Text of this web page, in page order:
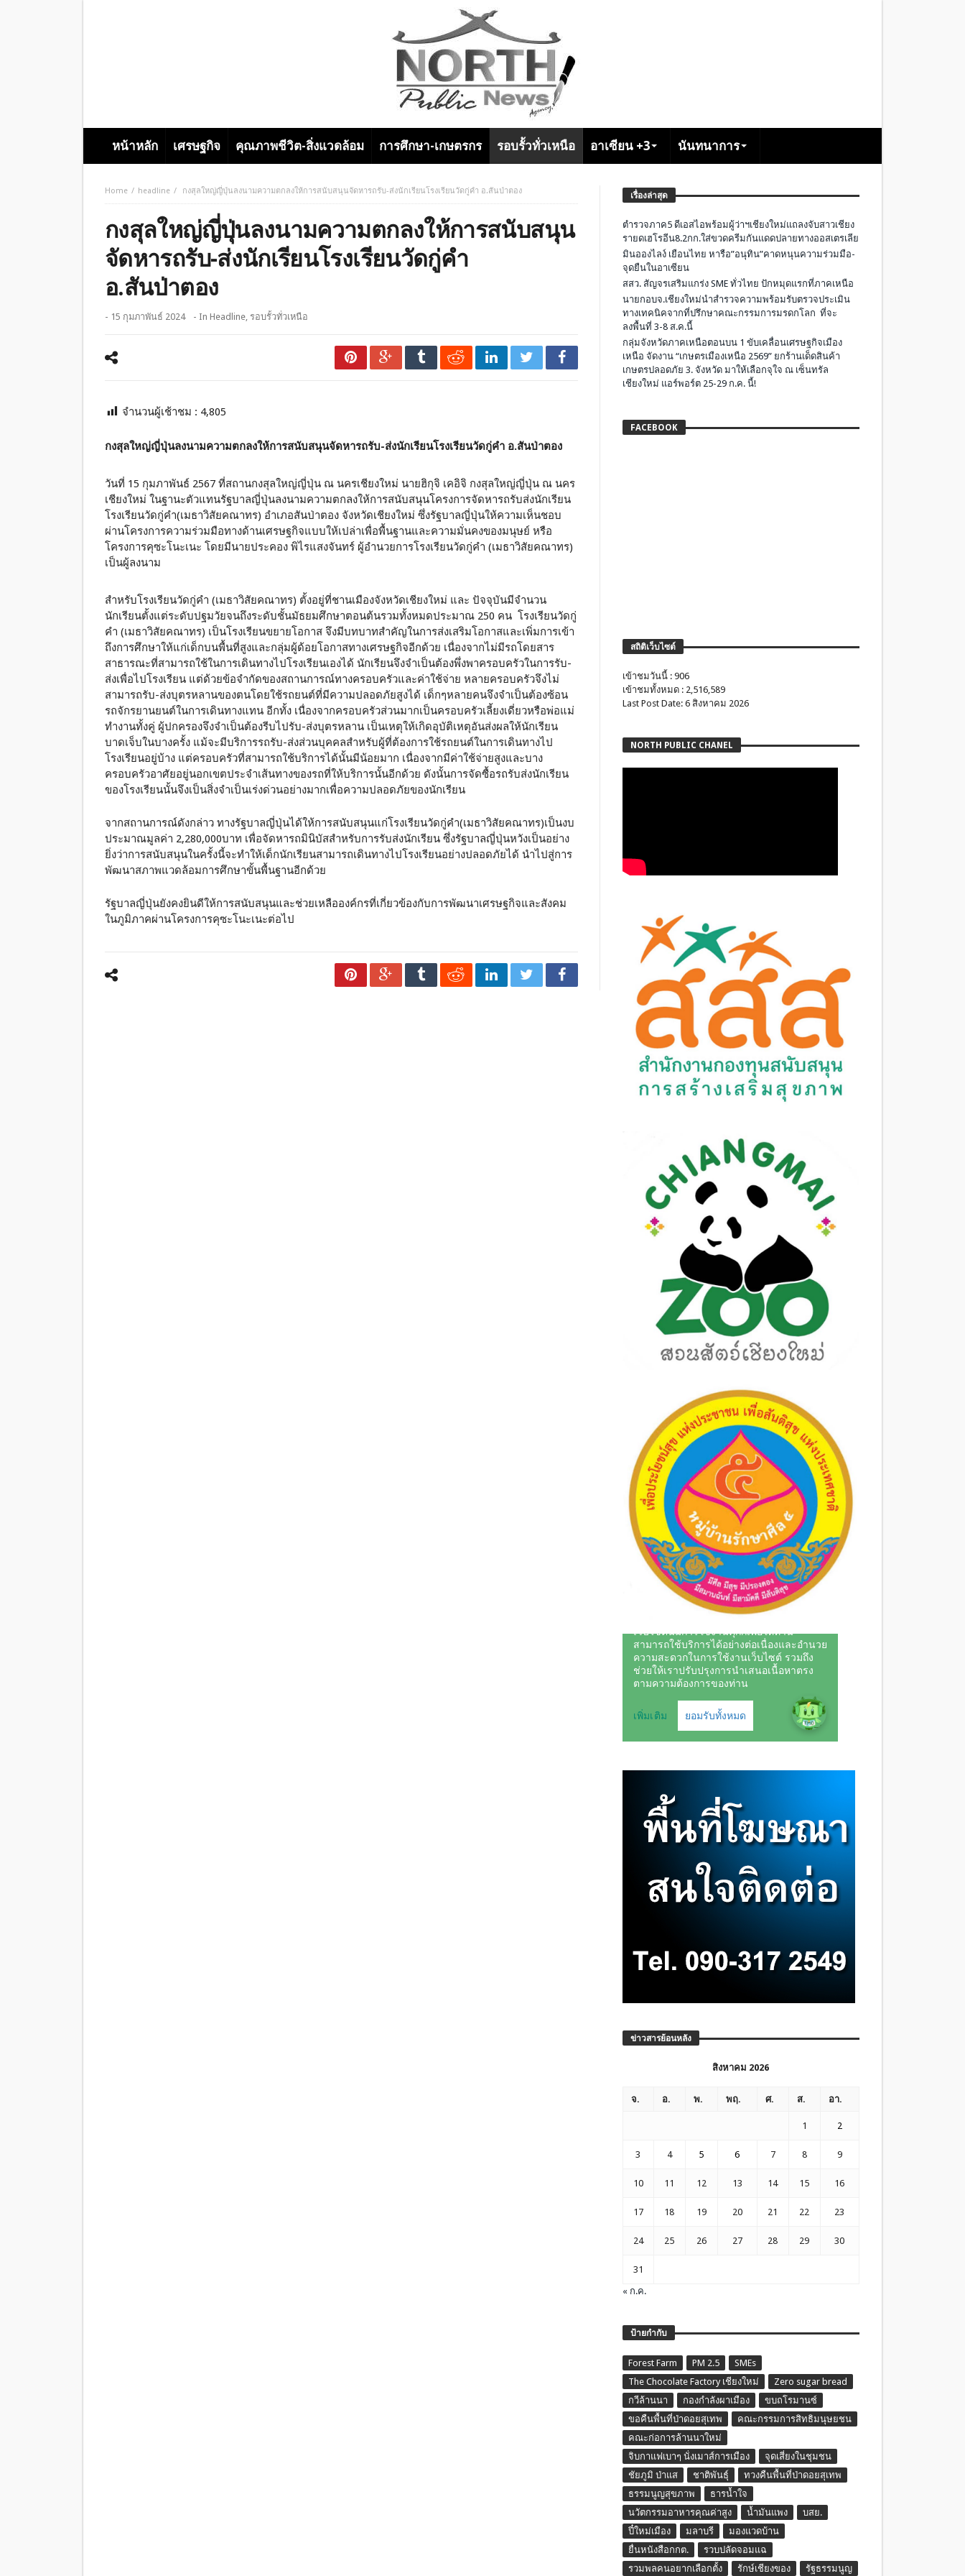
หน้าหลัก เศรษฐกิจ คุณภาพชีวิต-สิ่งแวดล้อม การศึกษา-เกษตรกร รอบรั้วทั่วเหนือ อาเซียน +3 นันทนาการ
Home headline กงสุลใหญ่ญี่ปุ่นลงนามความตกลงให้การสนับสนุนจัดหารถรับ-ส่งนักเรียนโรงเรียนวัดกู่คำ อ.สันป่าตอง
กงสุลใหญ่ญี่ปุ่นลงนามความตกลงให้การสนับสนุน
จัดหารถรับ-ส่งนักเรียนโรงเรียนวัดกู่คำ
อ.สันป่าตอง
- 15 กุมภาพันธ์ 2024 - In Headline, รอบรั้วทั่วเหนือ
จำนวนผู้เช้าชม : 4,805
กงสุลใหญ่ญี่ปุ่นลงนามความตกลงให้การสนับสนุนจัดหารถรับ-ส่งนักเรียนโรงเรียนวัดกู่คำ อ.สันป่าตอง
วันที่ 15 กุมภาพันธ์ 2567 ที่สถานกงสุลใหญ่ญี่ปุ่น ณ นครเชียงใหม่ นายฮิกุจิ เคอิจิ กงสุลใหญ่ญี่ปุ่น ณ นคร
เชียงใหม่ ในฐานะตัวแทนรัฐบาลญี่ปุ่นลงนามความตกลงให้การสนับสนุนโครงการจัดหารถรับส่งนักเรียน
โรงเรียนวัดกู่คำ(เมธาวิสัยคณาทร) อำเภอสันป่าตอง จังหวัดเชียงใหม่ ซึ่งรัฐบาลญี่ปุ่นให้ความเห็นชอบ
ผ่านโครงการความร่วมมือทางด้านเศรษฐกิจแบบให้เปล่าเพื่อพื้นฐานและความมั่นคงของมนุษย์ หรือ
โครงการคุซะโนะเนะ โดยมีนายประคอง พิไรแสงจันทร์ ผู้อำนวยการโรงเรียนวัดกู่คำ (เมธาวิสัยคณาทร)
เป็นผู้ลงนาม
สำหรับโรงเรียนวัดกู่คำ (เมธาวิสัยคณาทร) ตั้งอยู่ที่ชานเมืองจังหวัดเชียงใหม่ และ ปัจจุบันมีจำนวน
นักเรียนตั้งแต่ระดับปฐมวัยจนถึงระดับชั้นมัธยมศึกษาตอนต้นรวมทั้งหมดประมาณ 250 คน โรงเรียนวัดกู่
คำ (เมธาวิสัยคณาทร) เป็นโรงเรียนขยายโอกาส จึงมีบทบาทสำคัญในการส่งเสริมโอกาสและเพิ่มการเข้า
ถึงการศึกษาให้แก่เด็กบนพื้นที่สูงและกลุ่มผู้ด้อยโอกาสทางเศรษฐกิจอีกด้วย เนื่องจากไม่มีรถโดยสาร
สาธารณะที่สามารถใช้ในการเดินทางไปโรงเรียนเองได้ นักเรียนจึงจำเป็นต้องพึ่งพาครอบครัวในการรับ-
ส่งเพื่อไปโรงเรียน แต่ด้วยข้อจำกัดของสถานการณ์ทางครอบครัวและค่าใช้จ่าย หลายครอบครัวจึงไม่
สามารถรับ-ส่งบุตรหลานของตนโดยใช้รถยนต์ที่มีความปลอดภัยสูงได้ เด็กๆหลายคนจึงจำเป็นต้องซ้อน
รถจักรยานยนต์ในการเดินทางแทน อีกทั้ง เนื่องจากครอบครัวส่วนมากเป็นครอบครัวเลี้ยงเดี่ยวหรือพ่อแม่
ทำงานทั้งคู่ ผู้ปกครองจึงจำเป็นต้องรีบไปรับ-ส่งบุตรหลาน เป็นเหตุให้เกิดอุบัติเหตุอันส่งผลให้นักเรียน
บาดเจ็บในบางครั้ง แม้จะมีบริการรถรับ-ส่งส่วนบุคคลสำหรับผู้ที่ต้องการใช้รถยนต์ในการเดินทางไป
โรงเรียนอยู่บ้าง แต่ครอบครัวที่สามารถใช้บริการได้นั้นมีน้อยมาก เนื่องจากมีค่าใช้จ่ายสูงและบาง
ครอบครัวอาศัยอยู่นอกเขตประจำเส้นทางของรถที่ให้บริการนั้นอีกด้วย ดังนั้นการจัดซื้อรถรับส่งนักเรียน
ของโรงเรียนนั้นจึงเป็นสิ่งจำเป็นเร่งด่วนอย่างมากเพื่อความปลอดภัยของนักเรียน
จากสถานการณ์ดังกล่าว ทางรัฐบาลญี่ปุ่นได้ให้การสนับสนุนแก่โรงเรียนวัดกู่คำ(เมธาวิสัยคณาทร)เป็นงบ
ประมาณมูลค่า 2,280,000บาท เพื่อจัดหารถมินิบัสสำหรับการรับส่งนักเรียน ซึ่งรัฐบาลญี่ปุ่นหวังเป็นอย่าง
ยิ่งว่าการสนับสนุนในครั้งนี้จะทำให้เด็กนักเรียนสามารถเดินทางไปโรงเรียนอย่างปลอดภัยได้ นำไปสู่การ
พัฒนาสภาพแวดล้อมการศึกษาขั้นพื้นฐานอีกด้วย
รัฐบาลญี่ปุ่นยังคงยินดีให้การสนับสนุนและช่วยเหลือองค์กรที่เกี่ยวข้องกับการพัฒนาเศรษฐกิจและสังคม
ในภูมิภาคผ่านโครงการคุซะโนะเนะต่อไป
เรื่องล่าสุด
ตำรวจภาค5 ดีเอสไอพร้อมผู้ว่าฯเชียงใหม่แถลงจับสาวเชียง
รายดเฮโรอีน8.2กก.ใส่ขวดครีมกันแดดปลายทางออสเตรเลีย
มินอองไลง์ เยือนไทย หารือ”อนุทิน”คาดหนุนความร่วมมือ-
จุดยืนในอาเซียน
สสว. สัญจรเสริมแกร่ง SME ทั่วไทย ปักหมุดแรกที่ภาคเหนือ
นายกอบจ.เชียงใหม่นำสำรวจความพร้อมรับตรวจประเมิน
ทางเทคนิคจากที่ปรึกษาคณะกรรมการมรดกโลก ที่จะ
ลงพื้นที่ 3-8 ส.ค.นี้
กลุ่มจังหวัดภาคเหนือตอนบน 1 ขับเคลื่อนเศรษฐกิจเมือง
เหนือ จัดงาน “เกษตรเมืองเหนือ 2569” ยกร้านเด็ดสินค้า
เกษตรปลอดภัย 3. จังหวัด มาให้เลือกจุใจ ณ เซ็นทรัล
เชียงใหม่ แอร์พอร์ต 25-29 ก.ค. นี้!
FACEBOOK
สถิติเว็บไซต์
เข้าชมวันนี้ : 906
เข้าชมทั้งหมด : 2,516,589
Last Post Date: 6 สิงหาคม 2026
NORTH PUBLIC CHANEL
ข่าวสารย้อนหลัง
สิงหาคม 2026
จ. อ. พ. พฤ. ศ. ส. อา.
1 2
3 4 5 6 7 8 9
10 11 12 13 14 15 16
17 18 19 20 21 22 23
24 25 26 27 28 29 30
31
« ก.ค.
ป้ายกำกับ
Forest Farm PM 2.5
SMEs
The Chocolate Factory เชียงใหม่
Zero sugar bread
กวีล้านนา
กองกำลังผาเมือง
ขบถโรมานซ์
ขอคืนพื้นที่ป่าดอยสุเทพ
คณะกรรมการสิทธิมนุษยชน
คณะก่อการล้านนาใหม่
จิบกาแฟเบาๆ นั่งเมาส์การเมือง
จุดเสี่ยงในชุมชน
ชัยภูมิ ป่าแส
ชาติพันธุ์
ทวงคืนพื้นที่ป่าดอยสุเทพ
ธรรมนูญสุขภาพ
ธารน้ำใจ
นวัตกรรมอาหารคุณค่าสูง
น้ำมันแพง
บสย.
ปี๋ใหม่เมือง
มลาบรี
มองแวดบ้าน
ยื่นหนังสือกกต.
รวบปลัดจอมแฉ
รวมพลคนอยากเลือกตั้ง
รักษ์เชียงของ รัฐธรรมนูญ